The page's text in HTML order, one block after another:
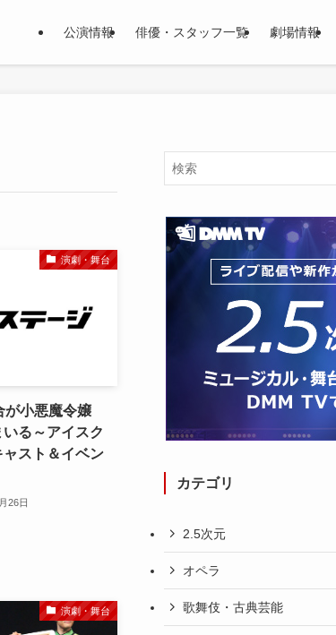
公演情報 俳優・スタッフ一覧 劇場情報
演劇・舞台
が小悪魔令嬢
る～アイスク
ャスト＆イベン
26日
演劇・舞台
カテゴリ
2.5次元
オペラ
歌舞伎・古典芸能